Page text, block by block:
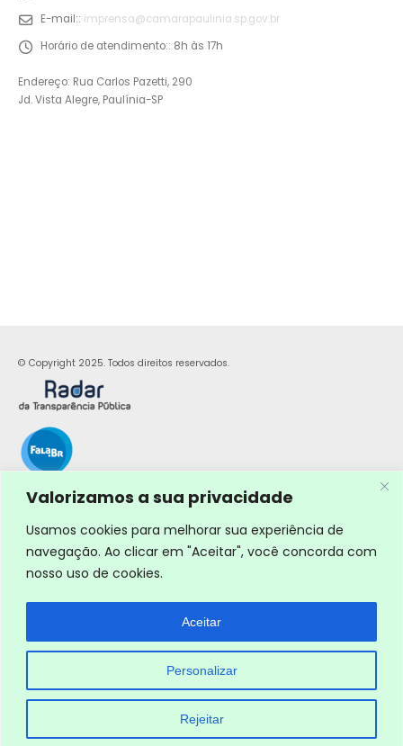
Valorizamos a sua privacidade
Usamos cookies para melhorar sua experiência de
navegação. Ao clicar em "Aceitar", você concorda com
nosso uso de cookies.
Personalizar
Rejeitar
Aceitar
E-mail:: imprensa@camarapaulinia.sp.gov.br
Horário de atendimento:: 8h às 17h
Endereço: Rua Carlos Pazetti, 290
Jd. Vista Alegre, Paulínia-SP
© Copyright 2025. Todos direitos reservados.